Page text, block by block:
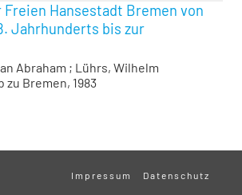
Hansestadt Bremen von
Jahrhunderts bis zur
Abraham ; Lührs, Wilhelm
zu Bremen, 1983
Impressum Datenschutz